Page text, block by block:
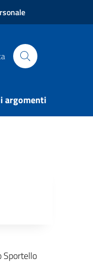
Arezzo
argomenti
Sportello